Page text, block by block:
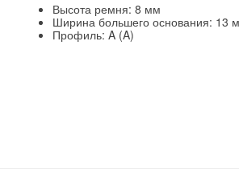
Высота ремня: 8 мм
Ширина большего основания: 13
Профиль: A (A)